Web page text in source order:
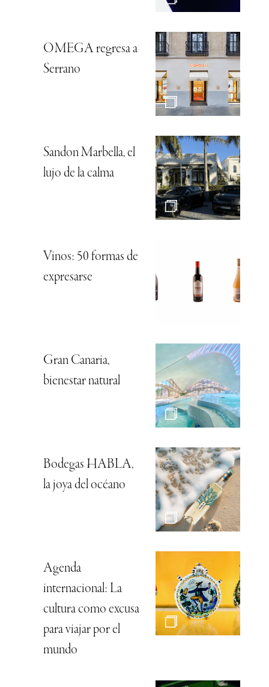
OMEGA regresa a
Serrano
Sandon Marbella, el
lujo de la calma
Vinos: 50 formas de
expresarse
Gran Canaria,
bienestar natural
Bodegas HABLA,
la joya del océano
Agenda
internacional: La
cultura como excusa
para viajar por el
mundo